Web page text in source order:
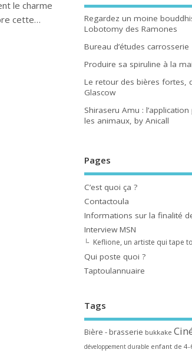
le charme
cette…
Regardez un moine
Lobotomy des Ramones
Bureau d’études carrosserie
Produire sa spiruline à la
Le retour des bières fortes,
Glascow
Shiraseru Amu :
les animaux, by Anicall
Pages
C’est quoi ça ?
Contactoula
Informations sur la finalité
Interview MSN
Keflione, un artiste qui tape
Qui poste quoi ?
Taptoulannuaire
Tags
Bière - brasserie bukkake
développement durable enfant de 4-